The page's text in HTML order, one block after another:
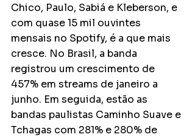
Chico, Paulo, Sabiá e Kleberson, e
com quase 15 mil ouvintes
mensais no Spotify, é a que mais
cresce. No Brasil, a banda
registrou um crescimento de
457% em streams de janeiro a
junho. Em seguida, estão as
bandas paulistas Caminho Suave e
Tchagas com 281% e 280% de